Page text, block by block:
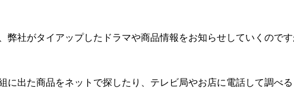
弊社がタイアップしたドラマや商品情報をお知らせしていくので
に出た商品をネットで探したり、テレビ局やお店に電話して調べる